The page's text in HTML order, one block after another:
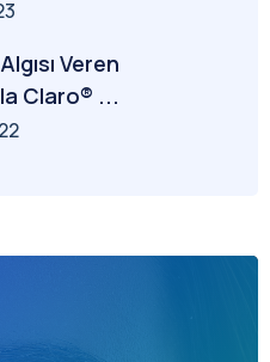
Veren
Claro® ...